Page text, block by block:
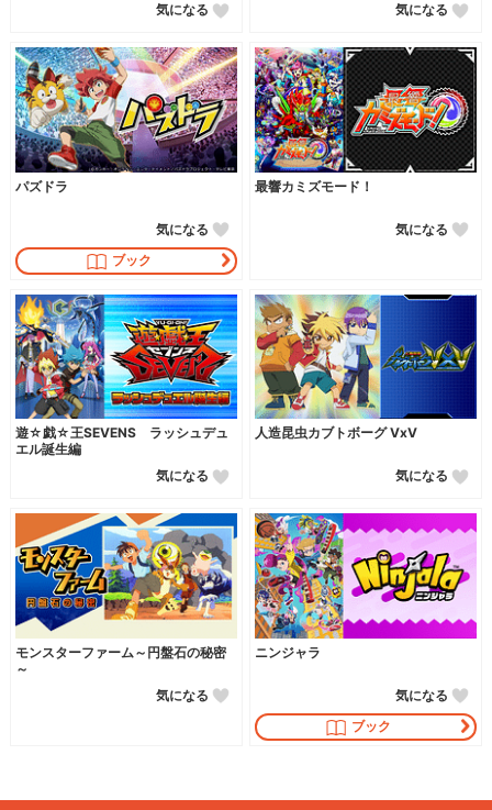
気になる 気になる
パズドラ
ブック
気になる
最響カミズモード！
気になる
遊☆戯☆王SEVENS ラッシュデュ
エル誕生編
気になる
人造昆虫カブトボーグ VxV
気になる
モンスターファーム～円盤石の秘密
～
気になる
ニンジャラ
ブック
気になる